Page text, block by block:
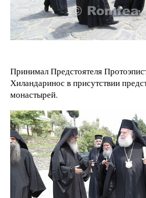
Принимал Предстоятеля
Хиландаринос в присутствии
монастырей.